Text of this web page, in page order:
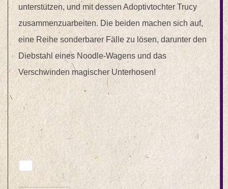
unterstützen, und mit dessen Adoptivtochter Trucy
zusammenzuarbeiten. Die beiden machen sich auf,
eine Reihe sonderbarer Fälle zu lösen, darunter den
Diebstahl eines Noodle-Wagens und das
Verschwinden magischer Unterhosen!